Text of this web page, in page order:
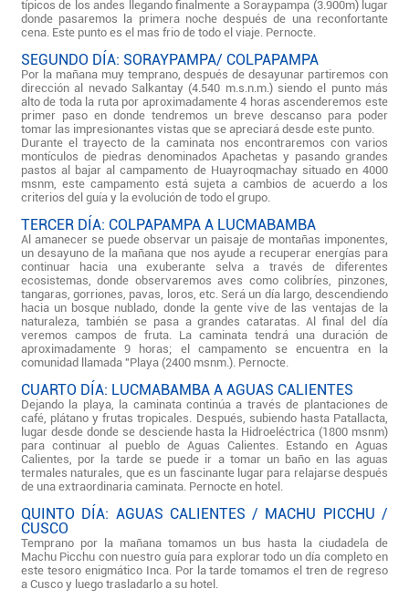
típicos de los andes llegando finalmente a Soraypampa (3.900m) lugar
donde pasaremos la primera noche después de una reconfortante
cena. Este punto es el mas frio de todo el viaje. Pernocte.
SEGUNDO DÍA: SORAYPAMPA/ COLPAPAMPA
Por la mañana muy temprano, después de desayunar partiremos con
dirección al nevado Salkantay (4.540 m.s.n.m.) siendo el punto más
alto de toda la ruta por aproximadamente 4 horas ascenderemos este
primer paso en donde tendremos un breve descanso para poder
tomar las impresionantes vistas que se apreciará desde este punto.
Durante el trayecto de la caminata nos encontraremos con varios
montículos de piedras denominados Apachetas y pasando grandes
pastos al bajar al campamento de Huayroqmachay situado en 4000
msnm, este campamento está sujeta a cambios de acuerdo a los
criterios del guía y la evolución de todo el grupo.
TERCER DÍA: COLPAPAMPA A LUCMABAMBA
Al amanecer se puede observar un paisaje de montañas imponentes,
un desayuno de la mañana que nos ayude a recuperar energías para
continuar hacia una exuberante selva a través de diferentes
ecosistemas, donde observaremos aves como colibríes, pinzones,
tangaras, gorriones, pavas, loros, etc. Será un día largo, descendiendo
hacia un bosque nublado, donde la gente vive de las ventajas de la
naturaleza, también se pasa a grandes cataratas. Al final del día
veremos campos de fruta. La caminata tendrá una duración de
aproximadamente 9 horas; el campamento se encuentra en la
comunidad llamada "Playa (2400 msnm.). Pernocte.
CUARTO DÍA: LUCMABAMBA A AGUAS CALIENTES
Dejando la playa, la caminata continúa a través de plantaciones de
café, plátano y frutas tropicales. Después, subiendo hasta Patallacta,
lugar desde donde se desciende hasta la Hidroeléctrica (1800 msnm)
para continuar al pueblo de Aguas Calientes. Estando en Aguas
Calientes, por la tarde se puede ir a tomar un baño en las aguas
termales naturales, que es un fascinante lugar para relajarse después
de una extraordinaria caminata. Pernocte en hotel.
QUINTO DÍA: AGUAS CALIENTES / MACHU PICCHU /
CUSCO
Temprano por la mañana tomamos un bus hasta la ciudadela de
Machu Picchu con nuestro guía para explorar todo un día completo en
este tesoro enigmático Inca. Por la tarde tomamos el tren de regreso
a Cusco y luego trasladarlo a su hotel.